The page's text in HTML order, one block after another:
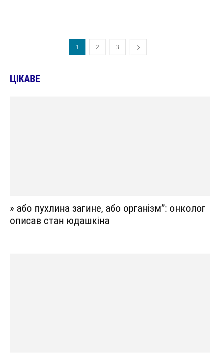
1 2 3
ЦІКАВЕ
» або пухлина загине, або організм”: онколог
описав стан юдашкіна